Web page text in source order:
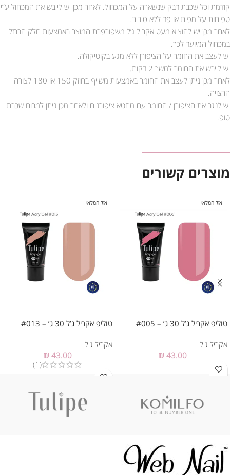
קודמת וכל שכבת דבק שנשארה על המכחול. לאחר מכן יש לייבש את המכחול ע”י
טפיחות על מפית או פד ללא סיבים.
לאחר מכן יש להוציא מעט אקריל ג’ל משפורפרת המוצר באמצעות חלק הברזל
במכחול המיועד לכך.
יש לעצב את החומר על הציפורן ללא מגע בקוטיקולה.
יש לייבש את החומר למשך 2 דקות.
לאחר מכן ניתן לעצב את החומר באמצעות משייף בחוזק 150 או 180 לצורה
הרצויה.
יש לנגב את הציפורן / החומר עם מחטא ציפורנים ולאחר מכן ניתן למרוח שכבת
טופ.
מוצרים קשורים
אזל המלאי
טוליפ אקריל ג’ל 30 ג’ – #005
אקריל ג'ל
₪ 43.00
אזל המלאי
טוליפ אקריל ג’ל 30 ג’ – #013
אקריל ג'ל
₪ 43.00
(1)